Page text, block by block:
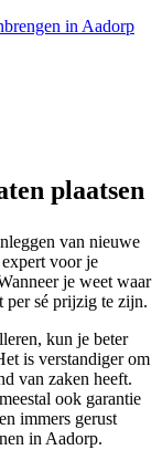
in Aadorp
plaatsen
van nieuwe
voor je
je weet waar
per sé prijzig te zijn.
kun je beter
is verstandiger om
van zaken heeft.
ook garantie
immers gerust
in Aadorp.